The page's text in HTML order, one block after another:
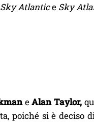
Sky Atlantice Sky
e Alan Taylor,
poiché si è